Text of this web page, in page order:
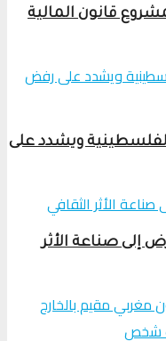
قانون المالية
ويشدد على
إلى صناعة الأثر